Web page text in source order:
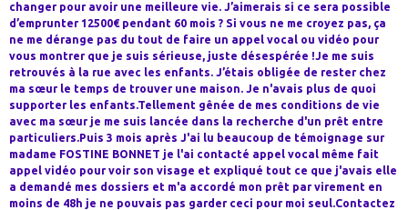
changer pour avoir une meilleure vie. J’aimerais si ce sera possible
d’emprunter 12500€ pendant 60 mois ? Si vous ne me croyez pas, ça
ne me dérange pas du tout de faire un appel vocal ou vidéo pour
vous montrer que je suis sérieuse, juste désespérée !Je me suis
retrouvés à la rue avec les enfants. J’étais obligée de rester chez
ma sœur le temps de trouver une maison. Je n'avais plus de quoi
supporter les enfants.Tellement gênée de mes conditions de vie
avec ma sœur je me suis lancée dans la recherche d'un prêt entre
particuliers.Puis 3 mois après J'ai lu beaucoup de témoignage sur
madame FOSTINE BONNET je l'ai contacté appel vocal même fait
appel vidéo pour voir son visage et expliqué tout ce que j'avais elle
a demandé mes dossiers et m'a accordé mon prêt par virement en
moins de 48h je ne pouvais pas garder ceci pour moi seul.Contactez